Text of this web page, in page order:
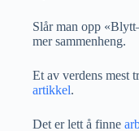
Slår man opp
mer sammenheng.
Et av verdens mest
artikkel.
Det er lett å finne